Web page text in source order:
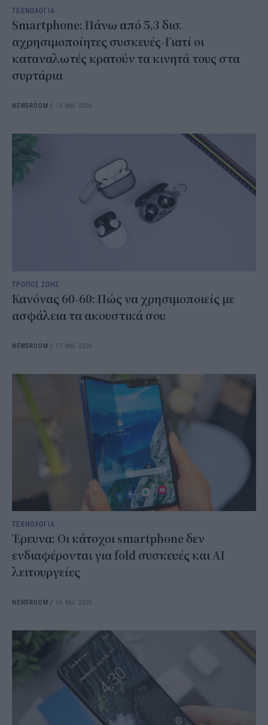
ΤΕΧΝΟΛΟΓΙΑ
Smartphone: Πάνω από 5,3 δισ.
αχρησιμοποίητες συσκευές-Γιατί οι
καταναλωτές κρατούν τα κινητά τους στα
συρτάρια
NEWSROOM / 19 Μαΐ 2026
ΤΡΟΠΟΣ ΖΩΗΣ
Κανόνας 60-60: Πώς να χρησιμοποιείς με
ασφάλεια τα ακουστικά σου
NEWSROOM / 17 Μαΐ 2026
ΤΕΧΝΟΛΟΓΙΑ
Έρευνα: Οι κάτοχοι smartphone δεν
ενδιαφέρονται για fold συσκευές και AI
λειτουργείες
NEWSROOM / 16 Μαΐ 2026